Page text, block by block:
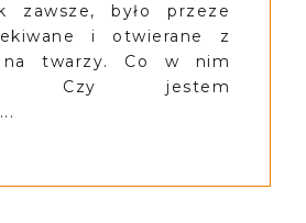
zawsze, było przeze
i otwierane z
na twarzy. Co w nim
Czy jestem